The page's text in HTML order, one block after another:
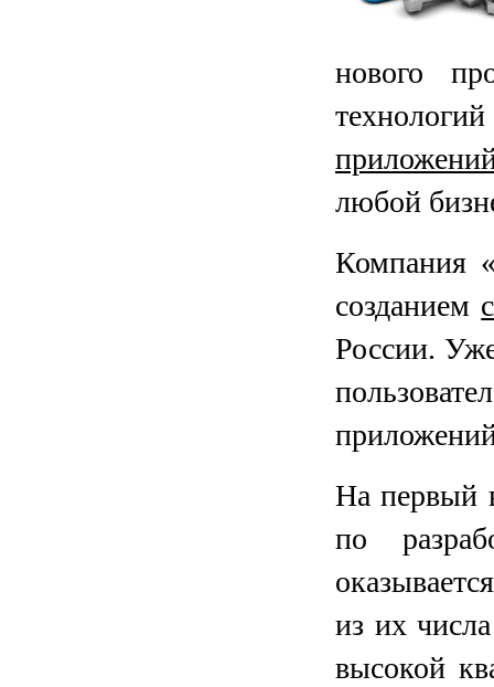
нового
любой
Компания
созданием
России.
На первый
по
из их
высокой